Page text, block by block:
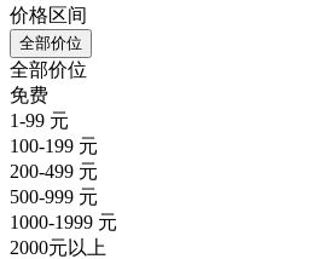
价格区间
全部价位
全部价位
免费
1-99 元
100-199 元
200-499 元
500-999 元
1000-1999 元
2000元以上